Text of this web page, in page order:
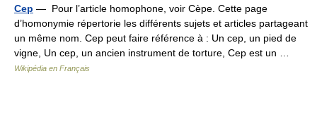
Cep — Pour l’article homophone, voir Cèpe. Cette page
d’homonymie répertorie les différents sujets et articles partageant
un même nom. Cep peut faire référence à : Un cep, un pied de
vigne, Un cep, un ancien instrument de torture, Cep est un …
Wikipédia en Français